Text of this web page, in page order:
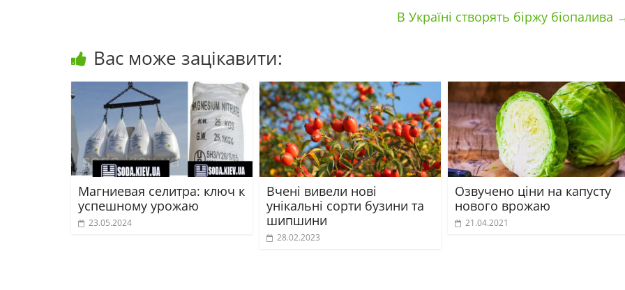
В Україні створять біржу біопалива
Вас може зацікавити:
Магниевая селитра: ключ к
успешному урожаю
23.05.2024
Вчені вивели нові
унікальні сорти бузини та
шипшини
28.02.2023
Озвучено ціни на капусту
нового врожаю
21.04.2021